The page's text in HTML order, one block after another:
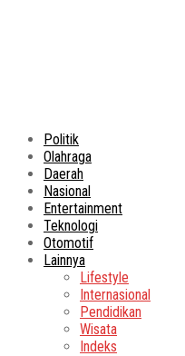
Politik
Olahraga
Daerah
Nasional
Entertainment
Teknologi
Otomotif
Lainnya
Lifestyle
Internasional
Pendidikan
Wisata
Indeks